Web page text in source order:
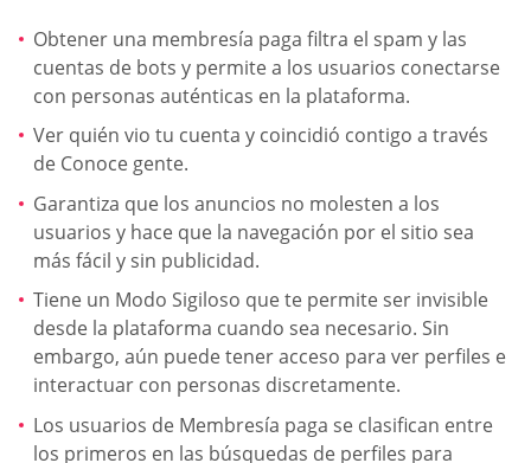
Obtener una membresía paga filtra el spam y las
cuentas de bots y permite a los usuarios conectarse
con personas auténticas en la plataforma.
Ver quién vio tu cuenta y coincidió contigo a través
de Conoce gente.
Garantiza que los anuncios no molesten a los
usuarios y hace que la navegación por el sitio sea
más fácil y sin publicidad.
Tiene un Modo Sigiloso que te permite ser invisible
desde la plataforma cuando sea necesario. Sin
embargo, aún puede tener acceso para ver perfiles e
interactuar con personas discretamente.
Los usuarios de Membresía paga se clasifican entre
los primeros en las búsquedas de perfiles para